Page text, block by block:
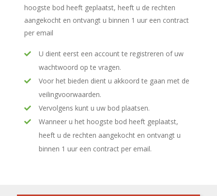
hoogste bod heeft geplaatst, heeft u de rechten
aangekocht en ontvangt u binnen 1 uur een contract
per email
U dient eerst een account te registreren of uw
wachtwoord op te vragen.
Voor het bieden dient u akkoord te gaan met de
veilingvoorwaarden.
Vervolgens kunt u uw bod plaatsen.
Wanneer u het hoogste bod heeft geplaatst,
heeft u de rechten aangekocht en ontvangt u
binnen 1 uur een contract per email.